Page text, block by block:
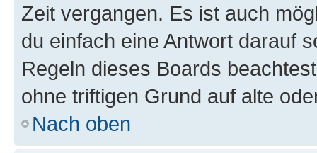
Zeit vergangen. Es ist auch
du einfach eine Antwort darauf
Regeln dieses Boards
ohne triftigen Grund auf alte
Nach oben